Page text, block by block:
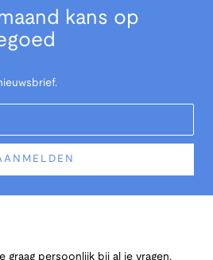
kans op
graag persoonlijk bij al je vragen.